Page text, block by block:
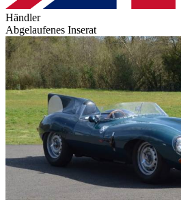
Händler
Abgelaufenes Inserat